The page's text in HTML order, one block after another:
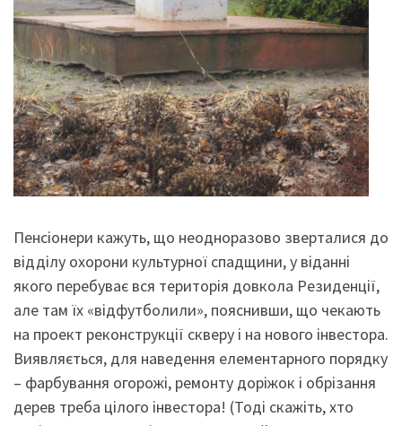
Пенсіонери кажуть, що неодноразово зверталися до
відділу охорони культурної спадщини, у віданні
якого перебуває вся територія довкола Резиденції,
але там їх «відфутболили», пояснивши, що чекають
на проект реконструкції скверу і на нового інвестора.
Виявляється, для наведення елементарного порядку
– фарбування огорожі, ремонту доріжок і обрізання
дерев треба цілого інвестора! (Тоді скажіть, хто